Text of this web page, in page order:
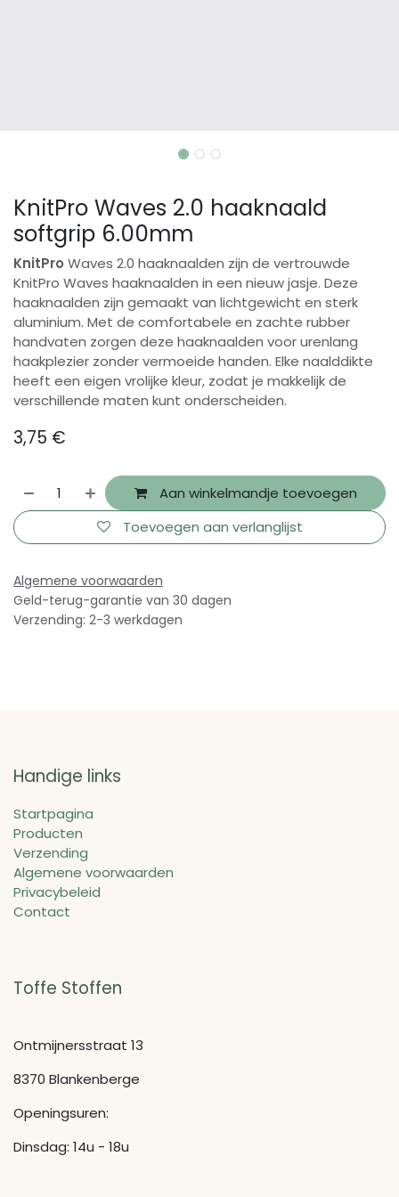
KnitPro Waves 2.0 haaknaald
softgrip 6.00mm
KnitPro Waves 2.0 haaknaalden zijn de vertrouwde
KnitPro Waves haaknaalden in een nieuw jasje. Deze
haaknaalden zijn gemaakt van lichtgewicht en sterk
aluminium. Met de comfortabele en zachte rubber
handvaten zorgen deze haaknaalden voor urenlang
haakplezier zonder vermoeide handen. Elke naalddikte
heeft een eigen vrolijke kleur, zodat je makkelijk de
verschillende maten kunt onderscheiden.
3,75 €
Aan winkelmandje toevoegen
Toevoegen aan verlanglijst
Algemene voorwaarden
Geld-terug-garantie van 30 dagen
Verzending: 2-3 werkdagen
Handige links
Startpagina
Producten
Verzending
Algemene voorwaarden
Privacybeleid
Contact
Toffe Stoffen
Ontmijnersstraat 13
8370 Blankenberge
Openingsuren:
Dinsdag: 14u - 18u